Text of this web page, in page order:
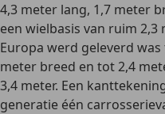
4,3 meter lang, 1,7 meter
een wielbasis van ruim 2,3
Europa werd geleverd
meter breed en tot 2,4
3,4 meter. Een
generatie één